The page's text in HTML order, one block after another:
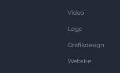
Video
Logo
Grafikdesign
Website